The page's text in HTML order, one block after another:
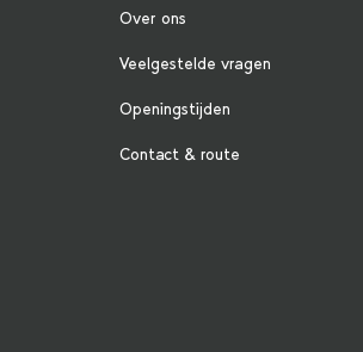
Over ons
Veelgestelde vragen
Openingstijden
Contact & route